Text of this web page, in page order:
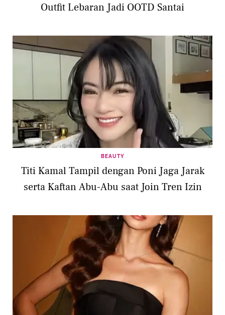
Outfit Lebaran Jadi OOTD Santai
BEAUTY
Titi Kamal Tampil dengan Poni Jaga Jarak
serta Kaftan Abu-Abu saat Join Tren Izin